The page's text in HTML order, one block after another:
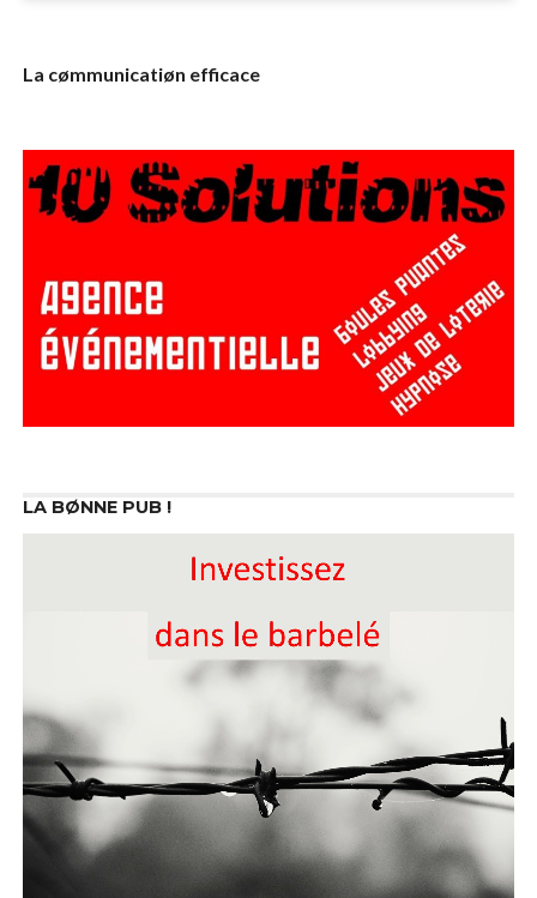
La cømmunicatiøn efficace
LA BØNNE PUB !